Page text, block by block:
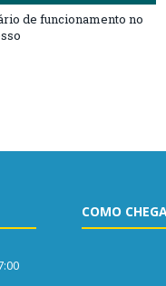
de funcionamento no
COMO